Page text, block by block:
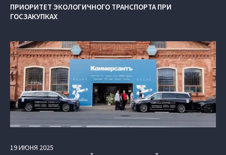
ПРИОРИТЕТ ЭКОЛОГИЧНОГО ТРАНСПОРТА ПРИ
ГОСЗАКУПКАХ
19ИЮНЯ 2025